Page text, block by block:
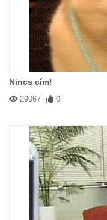
Nincs cím!
29067 0